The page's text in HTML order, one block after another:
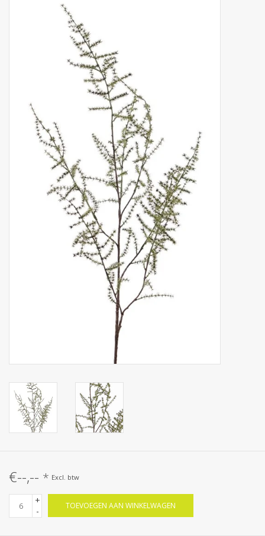
Blad - en Bessentakken
Kunstkransen
€--,-- * Excl. btw
+
-
TOEVOEGEN AAN WINKELWAGEN